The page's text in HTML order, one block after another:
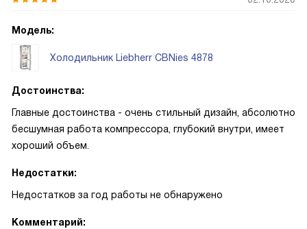
Модель:
Холодильник Liebherr CBNies 4878
Достоинства:
Главные достоинства - очень стильный дизайн, абсолютно
бесшумная работа компрессора, глубокий внутри, имеет
хороший объем.
Недостатки:
Недостатков за год работы не обнаружено
Комментарий: